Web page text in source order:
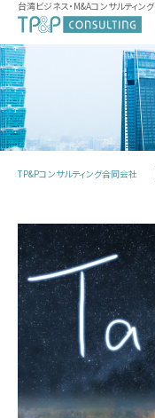
台湾ビジネス・M&Aコンサルティング
TP&Pコンサルティング合同会社